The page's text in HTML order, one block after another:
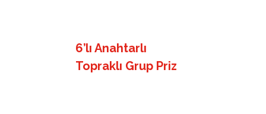
6’lı Anahtarlı
Topraklı Grup Priz